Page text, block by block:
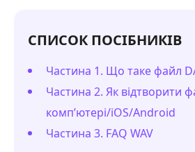
СПИСОК ПОСІБНИКІВ
Частина 1. Що таке файл
Частина 2. Як відтворити
комп’ютері/iOS/Android
Частина 3. FAQ WAV